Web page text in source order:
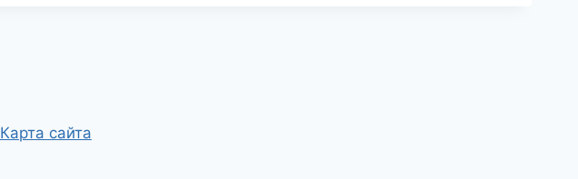
Карта сайта